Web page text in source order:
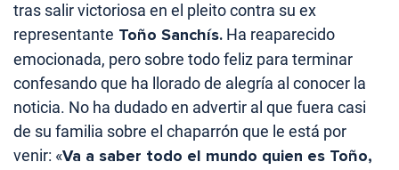
tras salir victoriosa en el pleito contra su ex
representante Toño Sanchís. Ha reaparecido
emocionada, pero sobre todo feliz para terminar
confesando que ha llorado de alegría al conocer la
noticia. No ha dudado en advertir al que fuera casi
de su familia sobre el chaparrón que le está por
venir: «Va a saber todo el mundo quien es Toño,